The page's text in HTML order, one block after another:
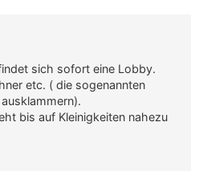
sich sofort eine Lobby.
etc. ( die sogenannten
bis auf Kleinigkeiten nahezu